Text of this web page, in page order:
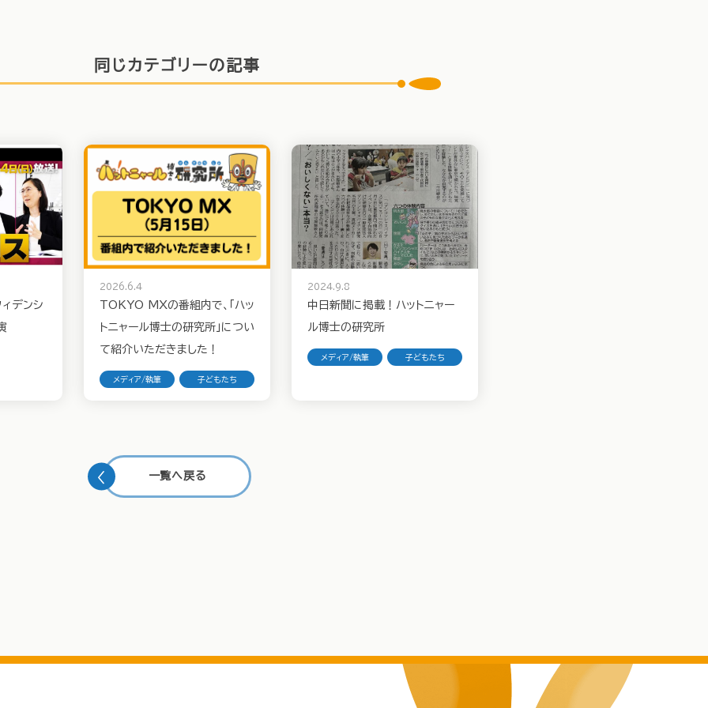
同じカテゴリーの記事
デンシ
2026.6.4
TOKYO MXの番組内で、「ハッ
トニャール博士の研究所」につい
て紹介いただきました！
メディア/執筆 子どもたち
2024.9.8
中日新聞に掲載！ハットニャー
ル博士の研究所
メディア/執筆 子どもたち
一覧へ戻る